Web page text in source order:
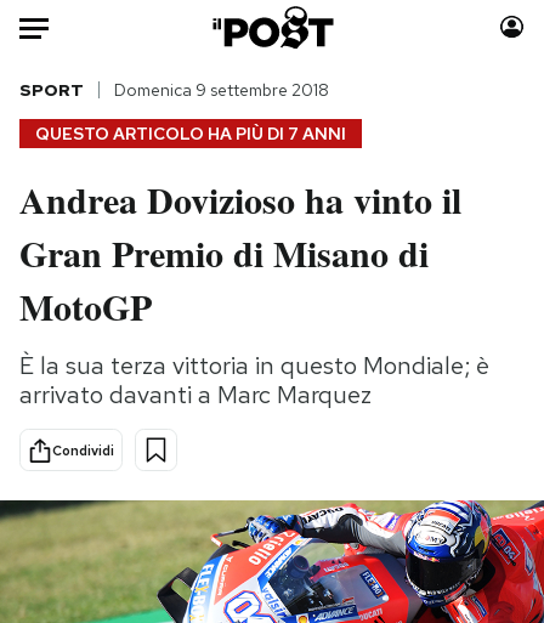
Auto
HOME
Italia
Politica
Tecnologia
Scienza
Economia
Moda
Consumismi
Media
Europa
PODCAST
QUESTO ARTICOLO HA PIÙ DI 7 ANNI
SPORT Domenica 9 settembre 2018
Andrea Dovizioso ha vinto il
Gran Premio di Misano di
MotoGP
È la sua terza vittoria in questo Mondiale; è
arrivato davanti a Marc Marquez
Condividi